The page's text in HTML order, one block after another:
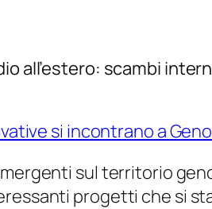
all’estero: scambi
si incontrano a
sul territorio
progetti che si